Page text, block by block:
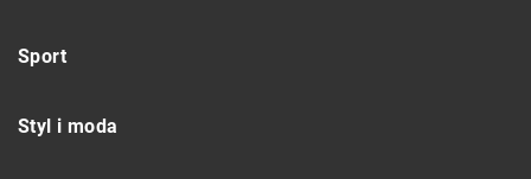
Sport
Styl i moda